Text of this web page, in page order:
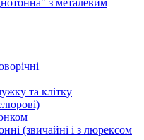
з металевим
та клітку
(звичайні і з люрексом